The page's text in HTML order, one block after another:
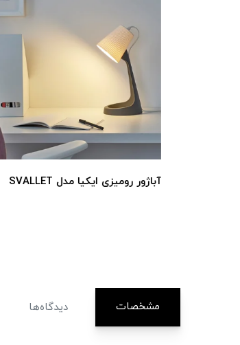
آباژور رومیزی ایکیا مدل SVALLET
مشخصات دیدگاه‌ها